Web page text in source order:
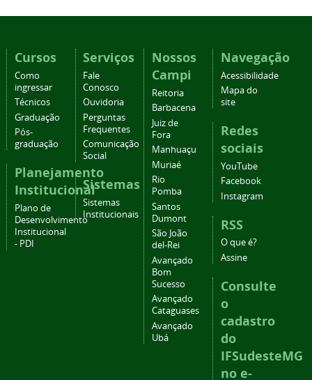
Cursos
Como
ingressar
Técnicos
Graduação
Pós-
graduação
Planejamento
Institucional
Plano de
Desenvolvimento
Institucional
- PDI
Serviços
Fale
Conosco
Ouvidoria
Perguntas
Frequentes
Comunicação
Social
Sistemas
Sistemas
Institucionais
Nossos
Campi
Reitoria
Barbacena
Juiz de
Fora
Manhuaçu
Muriaé
Rio
Pomba
Santos
Dumont
São João
del-Rei
Avançado
Bom
Sucesso
Avançado
Cataguases
Avançado
Ubá
Navegação
Acessibilidade
Mapa do
site
Redes
sociais
YouTube
Facebook
Instagram
RSS
O que é?
Assine
Consulte
o
cadastro
do
IFSudesteMG
no e-